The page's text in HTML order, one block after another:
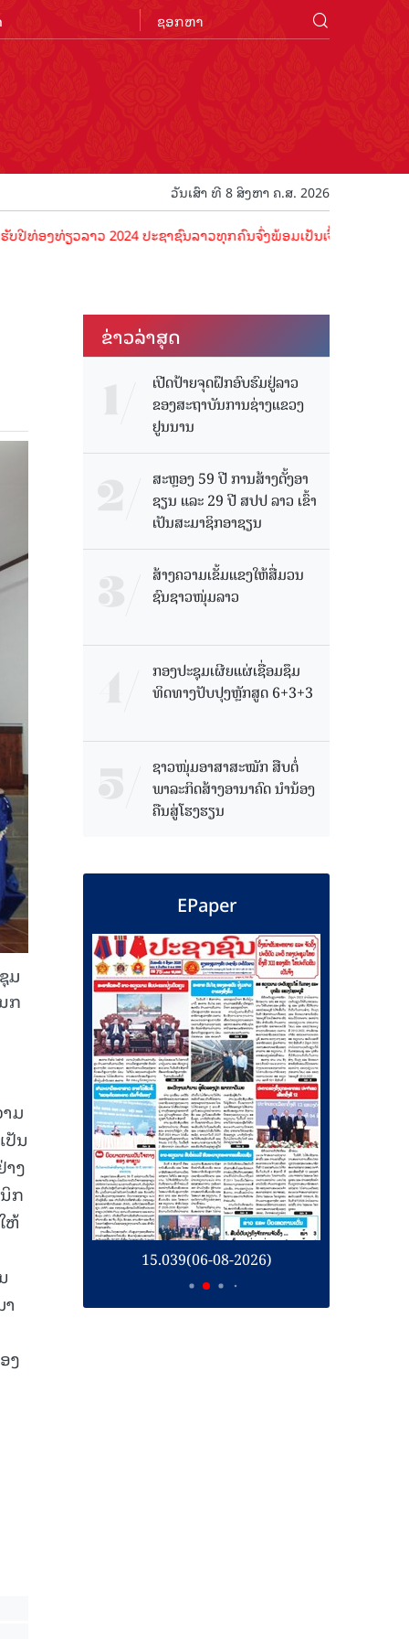
ວັນເສົາ ທີ 8 ສິງຫາ ຄ.ສ. 2026
ທ່ຽວລາວ 2024 ປະຊາຊົນລາວທຸກຄົນຈົ່ງພ້ອມເປັນເຈົ້າພາບທີ່ດີ ຕ້ອນຮັບ
ມ
ກ
ມ
ປັນ
ງ
ກ
ຫ້
ງ
ຂ່າວ​ລ່າ​ສຸດ
ເປີດປ້າຍຈຸດຝຶກອົບຮົມຢູ່ລາວ
ຂອງສະຖາບັນການຊ່າງແຂວງ
ຢູນນານ
ສະຫຼອງ 59 ປີ ການສ້າງຕັ້ງອາ
ຊຽນ ແລະ 29 ປີ ສປປ ລາວ ເຂົ້າ
ເປັນສະມາຊິກອາຊຽນ
ສ້າງຄວາມເຂັ້ມແຂງໃຫ້ສື່ມວນ
ຊົນຊາວໜຸ່ມລາວ
ກອງປະຊຸມເຜີຍແຜ່ເຊື່ອມຊຶມ
ທິດທາງປັບປຸງຫຼັກສູດ 6+3+3
ຊາວໜຸ່ມອາສາສະໝັກ ສືບຕໍ່
ພາລະກິດສ້າງອານາຄົດ ນໍານ້ອງ
ຄືນສູ່ໂຮງຮຽນ
EPaper
15.039(06-08-2026)